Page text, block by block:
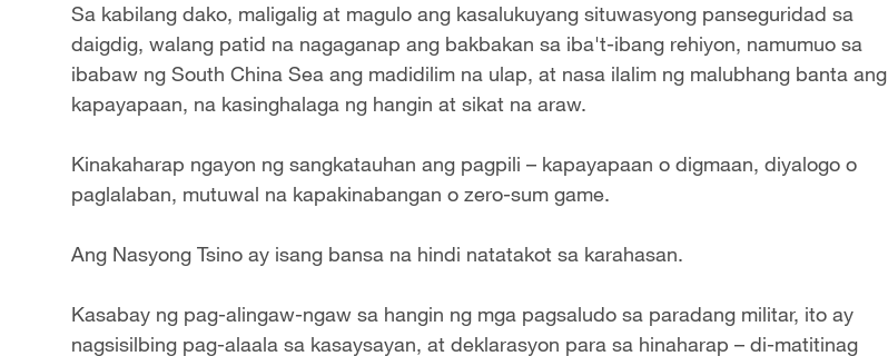
Sa kabilang dako, maligalig at magulo ang kasalukuyang situwasyong panseguridad sa
daigdig, walang patid na nagaganap ang bakbakan sa iba't-ibang rehiyon, namumuo sa
ibabaw ng South China Sea ang madidilim na ulap, at nasa ilalim ng malubhang banta ang
kapayapaan, na kasinghalaga ng hangin at sikat na araw.
Kinakaharap ngayon ng sangkatauhan ang pagpili – kapayapaan o digmaan, diyalogo o
paglalaban, mutuwal na kapakinabangan o zero-sum game.
Ang Nasyong Tsino ay isang bansa na hindi natatakot sa karahasan.
Kasabay ng pag-alingaw-ngaw sa hangin ng mga pagsaludo sa paradang militar, ito ay
nagsisilbing pag-alaala sa kasaysayan, at deklarasyon para sa hinaharap – di-matitinag